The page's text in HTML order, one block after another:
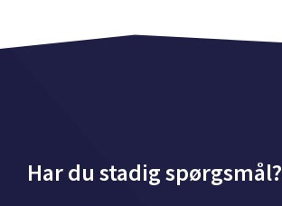
Har du stadig spørgsmål?